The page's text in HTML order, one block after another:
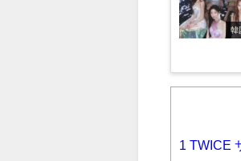
韓
1 TWICE